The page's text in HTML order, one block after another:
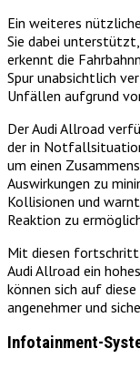
Ein weiteres
Sie dabei
erkennt die
Spur unabsichtlich
Unfällen aufgrund
Der Audi Allroad
der in
um einen
Auswirkungen zu
Kollisionen und
Reaktion zu
Mit diesen
Audi Allroad ein
können sich auf
angenehmer und
Infotainment-